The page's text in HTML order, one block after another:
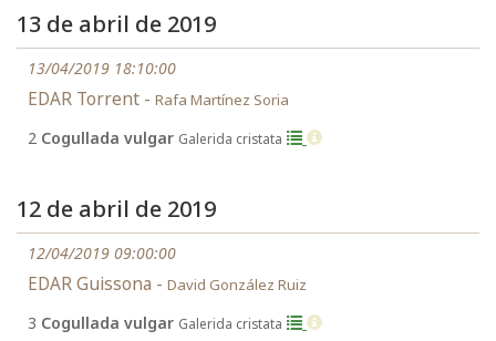
13 de abril de 2019
13/04/2019 18:10:00
EDAR Torrent - Rafa Martínez Soria
2 Cogullada vulgar Galerida cristata
12 de abril de 2019
12/04/2019 09:00:00
EDAR Guissona - David González Ruiz
3 Cogullada vulgar Galerida cristata